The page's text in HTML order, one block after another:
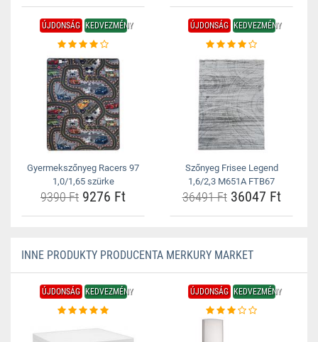
ÚJDONSÁG KEDVEZMÉNY
Gyermekszőnyeg Racers 97
1,0/1,65 szürke
9390 Ft 9276 Ft
ÚJDONSÁG KEDVEZMÉNY
Szőnyeg Frisee Legend
1,6/2,3 M651A FTB67
36491 Ft36047 Ft
INNE PRODUKTY PRODUCENTA MERKURY MARKET
ÚJDONSÁG KEDVEZMÉNY ÚJDONSÁG KEDVEZMÉNY